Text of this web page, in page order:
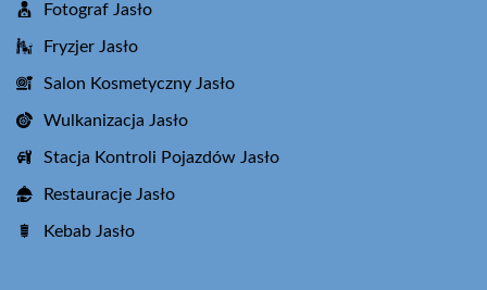
Fotograf Jasło
Fryzjer Jasło
Salon Kosmetyczny Jasło
Wulkanizacja Jasło
Stacja Kontroli Pojazdów Jasło
Restauracje Jasło
Kebab Jasło